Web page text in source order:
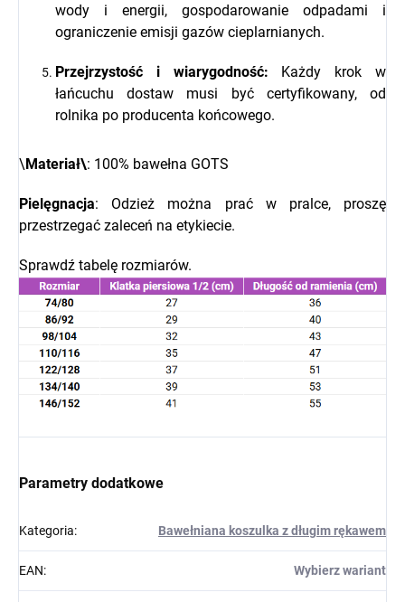
wody i energii, gospodarowanie odpadami i
ograniczenie emisji gazów cieplarnianych.
Przejrzystość i wiarygodność: Każdy krok w
łańcuchu dostaw musi być certyfikowany, od
rolnika po producenta końcowego.
\ Materiał\: 100% bawełna GOTS
Pielęgnacja: Odzież można prać w pralce, proszę
przestrzegać zaleceń na etykiecie.
Sprawdź tabelę rozmiarów.
Parametry dodatkowe
Kategoria: Bawełniana koszulka z długim rękawem
EAN: Wybierz wariant